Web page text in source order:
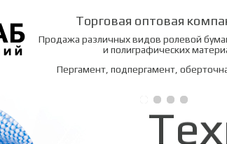
Торговая оптовая
Продажа различных видов ролевой
и полиграфических
Пергамент, подпергамент,